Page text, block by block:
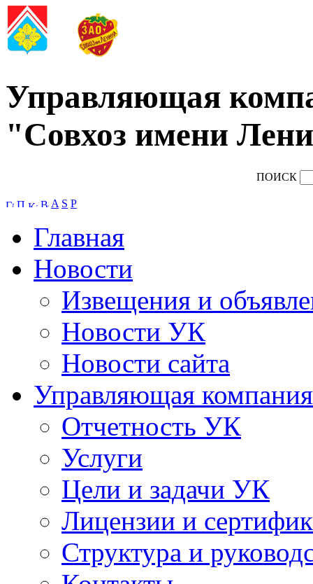
Управляющая
"Совхоз имени
ПОИСК
A S P
Главная
Новости
Извещения и
Новости УК
Новости сайта
Управляющая компания
Отчетность УК
Услуги
Цели и задачи УК
Лицензии и
Структура и